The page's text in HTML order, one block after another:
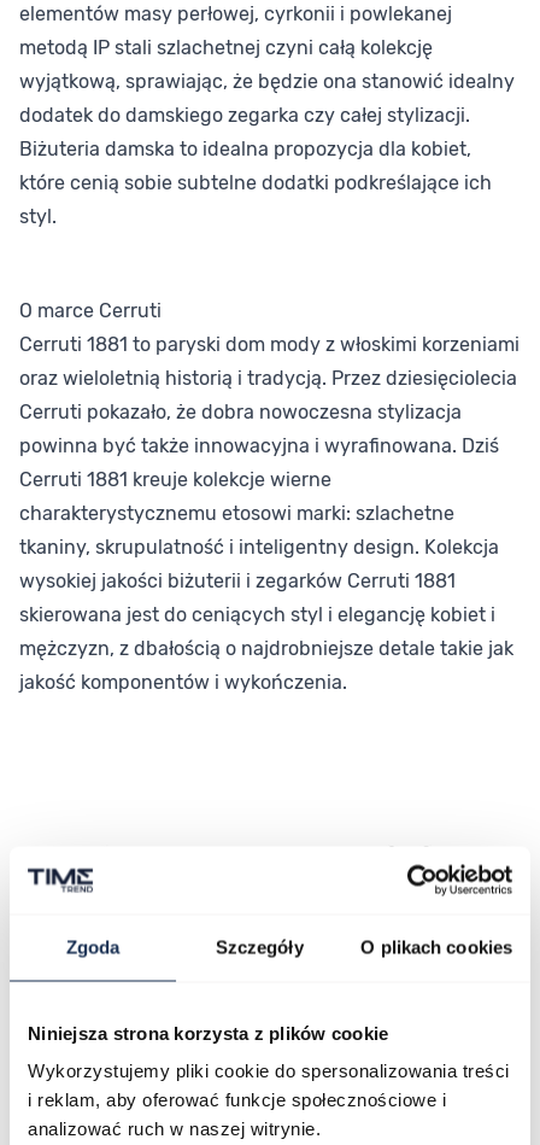
Zgoda Szczegóły O plikach cookies
Niniejsza strona korzysta z plików cookie
Wykorzystujemy pliki cookie do spersonalizowania treści
i reklam, aby oferować funkcje społecznościowe i
analizować ruch w naszej witrynie.
elementów masy perłowej, cyrkonii i powlekanej
metodą IP stali szlachetnej czyni całą kolekcję
wyjątkową, sprawiając, że będzie ona stanowić idealny
dodatek do damskiego zegarka czy całej stylizacji.
Biżuteria damska to idealna propozycja dla kobiet,
które cenią sobie subtelne dodatki podkreślające ich
styl.
O marce Cerruti
Cerruti 1881 to paryski dom mody z włoskimi korzeniami
oraz wieloletnią historią i tradycją. Przez dziesięciolecia
Cerruti pokazało, że dobra nowoczesna stylizacja
powinna być także innowacyjna i wyrafinowana. Dziś
Cerruti 1881 kreuje kolekcje wierne
charakterystycznemu etosowi marki: szlachetne
tkaniny, skrupulatność i inteligentny design. Kolekcja
wysokiej jakości biżuterii i zegarków Cerruti 1881
skierowana jest do ceniących styl i elegancję kobiet i
mężczyzn, z dbałością o najdrobniejsze detale takie jak
jakość komponentów i wykończenia.